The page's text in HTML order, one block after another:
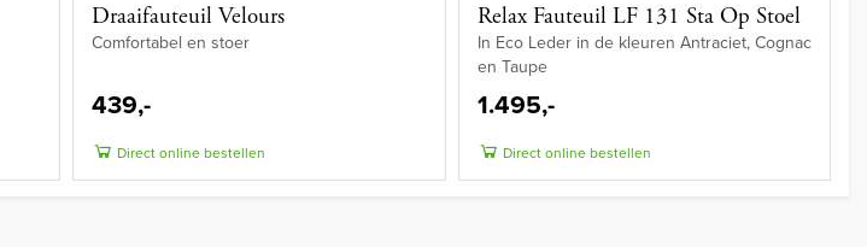
Draaifauteuil Velours
Comfortabel en stoer
439,-
Direct online bestellen
Relax Fauteuil LF 131 Sta Op Stoel
In Eco Leder in de kleuren Antraciet, Cognac
en Taupe
1.495,-
Direct online bestellen